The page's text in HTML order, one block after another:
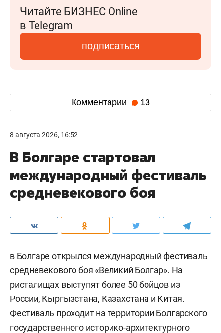
Читайте БИЗНЕС Online
в Telegram
подписаться
Комментарии 13
8 августа 2026, 16:52
В Болгаре стартовал
международный фестиваль
средневекового боя
в Болгаре открылся международный фестиваль
средневекового боя «Великий Болгар». На
ристалищах выступят более 50 бойцов из
России, Кыргызстана, Казахстана и Китая.
Фестиваль проходит на территории Болгарского
государственного историко-архитектурного